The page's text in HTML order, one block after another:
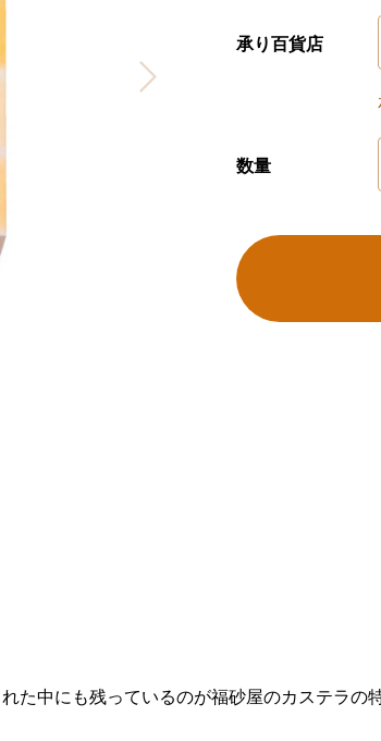
承り百貨店
数量
た中にも残っているのが福砂屋のカステラ